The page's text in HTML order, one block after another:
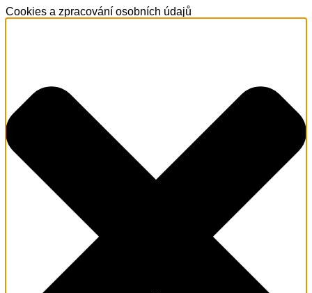
Cookies a zpracování osobních údajů